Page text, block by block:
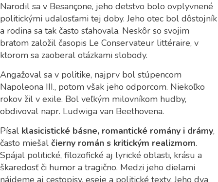
Narodil sa v Besançone, jeho detstvo bolo ovplyvnené
politickými udalosťami tej doby. Jeho otec bol dôstojník
a rodina sa tak často sťahovala. Neskôr so svojim
bratom založil časopis Le Conservateur littéraire, v
ktorom sa zaoberal otázkami slobody.
Angažoval sa v politike, najprv bol stúpencom
Napoleona III., potom však jeho odporcom. Niekoľko
rokov žil v exile. Bol veľkým milovníkom hudby,
obdivoval napr. Ludwiga van Beethovena.
Písal klasicistické básne, romantické romány i drámy,
často miešal čierny román s kritickým realizmom.
Spájal politické, filozofické aj lyrické oblasti, krásu a
škaredosť či humor a tragično. Medzi jeho dielami
nájdeme aj cestopisy, eseje a politické texty. Jeho dva